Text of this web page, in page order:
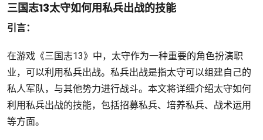
三国志13太守如何用私兵出战的技能
引言：
在游戏《三国志13》中，太守作为一种重要的角色扮演职
业，可以利用私兵出战。私兵出战是指太守可以组建自己的
私人军队，与其他势力进行战斗。本文将详细介绍太守如何
利用私兵出战的技能，包括招募私兵、培养私兵、战术运用
等方面。